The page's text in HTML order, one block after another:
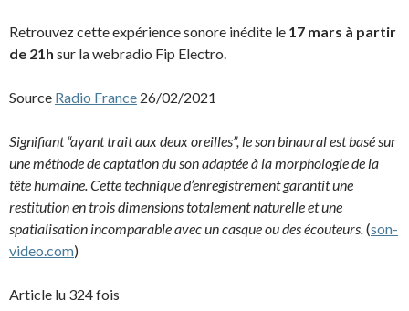
Retrouvez cette expérience sonore inédite le 17 mars à partir
de 21h sur la webradio Fip Electro.
Source Radio France 26/02/2021
Signifiant “ayant trait aux deux oreilles”, le son binaural est basé sur
une méthode de captation du son adaptée à la morphologie de la
tête humaine. Cette technique d’enregistrement garantit une
restitution en trois dimensions totalement naturelle et une
spatialisation incomparable avec un casque ou des écouteurs.(son-
video.com)
Article lu 324 fois